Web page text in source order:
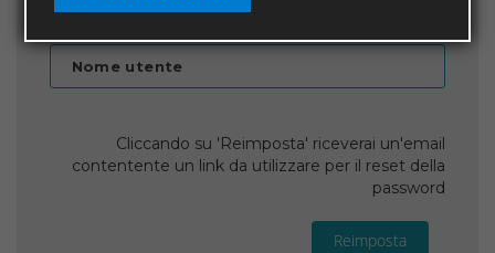
Inserisci il nome utente
Nome utente
Cliccando su 'Reimposta' riceverai un'email
contentente un link da utilizzare per il reset della
password
Reimposta